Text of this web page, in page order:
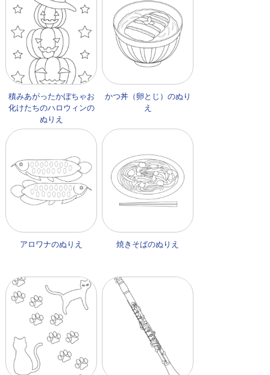
積みあがったかぼちゃお
化けたちのハロウィンの
ぬりえ
かつ丼（卵とじ）のぬり
え
アロワナのぬりえ 焼きそばのぬりえ